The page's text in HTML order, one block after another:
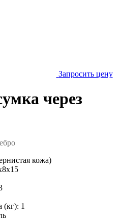
Запросить цену
через
кожа)
(кг): 1